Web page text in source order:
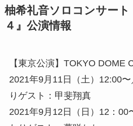
柚希礼音ソロコンサー
４』公演情報
【東京公演】TOKYO DOME
2021年9月11日（土）12:00
りゲスト：甲斐翔真
2021年9月12日（日）12：